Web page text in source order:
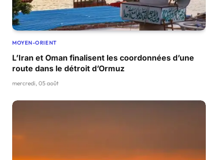
MOYEN-ORIENT
L’Iran et Oman finalisent les coordonnées d’une
route dans le détroit d’Ormuz
mercredi, 05 août